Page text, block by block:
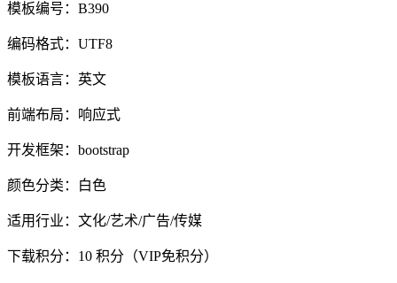
模板编号：B390
编码格式：UTF8
模板语言：英文
前端布局：响应式
开发框架：bootstrap
颜色分类：白色
适用行业：文化/艺术/广告/传媒
下载积分： 10 积分（VIP免积分）